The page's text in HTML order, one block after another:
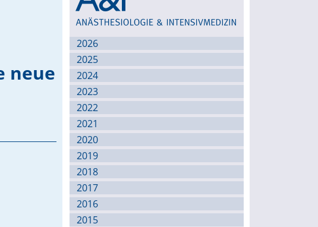
neue
2026
2025
2024
2023
2022
2021
2020
2019
2018
2017
2016
2015